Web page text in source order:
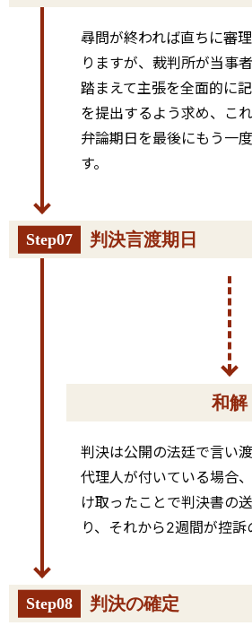
尋問が終われば直ちに審
りますが、裁判所が当事
踏まえて主張を全面的に
を提出するよう求め、こ
弁論期日を最後にもう一
す。
Step07 判決言渡期日
和解
判決は公開の法廷で言い渡
代理人が付いている場合
け取ったことで判決書の
り、それから2週間が控訴
Step08 判決の確定